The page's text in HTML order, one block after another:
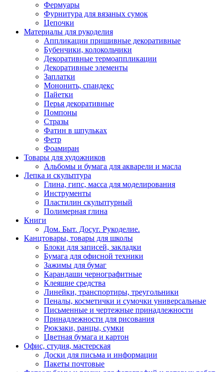
Фермуары
Фурнитура для вязаных сумок
Цепочки
Материалы для рукоделия
Аппликации пришивные декоративные
Бубенчики, колокольчики
Декоративные термоаппликации
Декоративные элементы
Заплатки
Мононить, спандекс
Пайетки
Перья декоративные
Помпоны
Стразы
Фатин в шпульках
Фетр
Фоамиран
Товары для художников
Альбомы и бумага для акварели и масла
Лепка и скульптура
Глина, гипс, масса для моделирования
Инструменты
Пластилин скульптурный
Полимерная глина
Книги
Дом. Быт. Досуг. Рукоделие.
Канцтовары, товары для школы
Блоки для записей, закладки
Бумага для офисной техники
Зажимы для бумаг
Карандаши чернографитные
Клеящие средства
Линейки, транспортиры, треугольники
Пеналы, косметички и сумочки универсальные
Письменные и чертежные принадлежности
Принадлежности для рисования
Рюкзаки, ранцы, сумки
Цветная бумага и картон
Офис, студия, мастерская
Доски для письма и информации
Пакеты почтовые